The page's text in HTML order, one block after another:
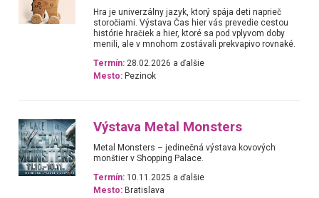
Hra je univerzálny jazyk, ktorý spája deti naprieč
storočiami. Výstava Čas hier vás prevedie cestou
histórie hračiek a hier, ktoré sa pod vplyvom doby
menili, ale v mnohom zostávali prekvapivo rovnaké.
Termín: 28.02.2026 a ďalšie
Mesto: Pezinok
Výstava Metal Monsters
Metal Monsters – jedinečná výstava kovových
monštier v Shopping Palace.
Termín: 10.11.2025 a ďalšie
Mesto: Bratislava